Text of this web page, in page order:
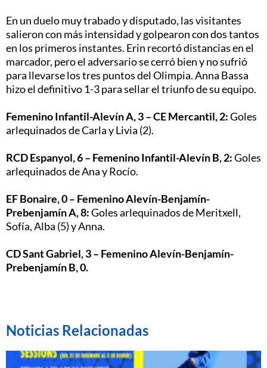
En un duelo muy trabado y disputado, las visitantes
salieron con más intensidad y golpearon con dos tantos
en los primeros instantes. Erin recortó distancias en el
marcador, pero el adversario se cerró bien y no sufrió
para llevarse los tres puntos del Olimpia. Anna Bassa
hizo el definitivo 1-3 para sellar el triunfo de su equipo.
Femenino Infantil-Alevín A, 3 – CE Mercantil, 2:Goles
arlequinados de Carla y Livia (2).
RCD Espanyol, 6 – Femenino Infantil-Alevín B, 2:Goles
arlequinados de Ana y Rocío.
EF Bonaire, 0 – Femenino Alevín-Benjamín-
Prebenjamín A, 8:Goles arlequinados de Meritxell,
Sofía, Alba (5) y Anna.
CD Sant Gabriel, 3 – Femenino Alevín-Benjamín-
Prebenjamín B, 0.
Noticias Relacionadas